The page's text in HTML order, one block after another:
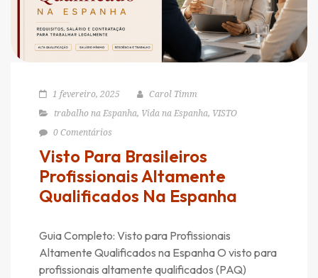
1 fevereiro, 2025
Carol Timm
trabalho na Espanha, Vida na Espanha, VISTO
0 Comentários
Visto Para Brasileiros
Profissionais Altamente
Qualificados Na Espanha
Guia Completo: Visto para Profissionais
Altamente Qualificados na Espanha O visto para
profissionais altamente qualificados (PAQ)